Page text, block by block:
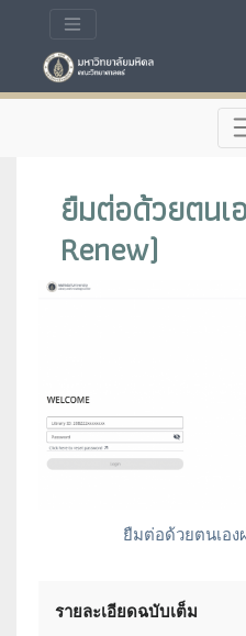
ยืมต่อด้วยตนเ
Renew)
ยืมต่อด้วยตนเอ
รายละเอียดฉบับเต็ม